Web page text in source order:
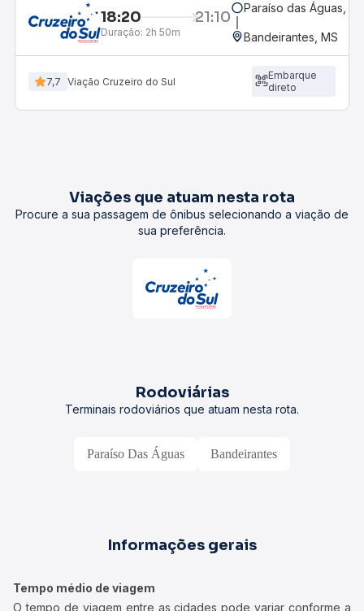
18:20 21:10
Duração: 2h 50m
Paraíso das Águas,
Bandeirantes, MS
7,7 Viação Cruzeiro do Sul
Embarque
direto
Viações que atuam nesta rota
Procure a sua passagem de ônibus selecionando a viação de
sua preferência.
Rodoviárias
Terminais rodoviários que atuam nesta rota.
Paraíso Das Águas Bandeirantes
Informações gerais
Tempo médio de viagem
O tempo de viagem entre as cidades pode variar conforme a